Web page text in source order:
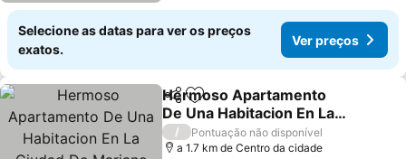
Selecione as datas para ver os preços
exatos.
Ver preços
PartilharAdicionar aos favoritos
Hermoso Apartamento
De Una Habitacion En La
Ciudad De Mariano Roque
Alonso. Servicios
/
Pontuação não disponível
a 1.7 km de Centro da cidade